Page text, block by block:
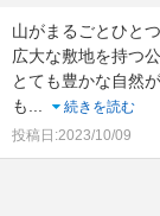
山がまるごとひと
広大な敷地を持つ公
とても豊かな自然
も
続きを読む
投稿日:2023/10/09